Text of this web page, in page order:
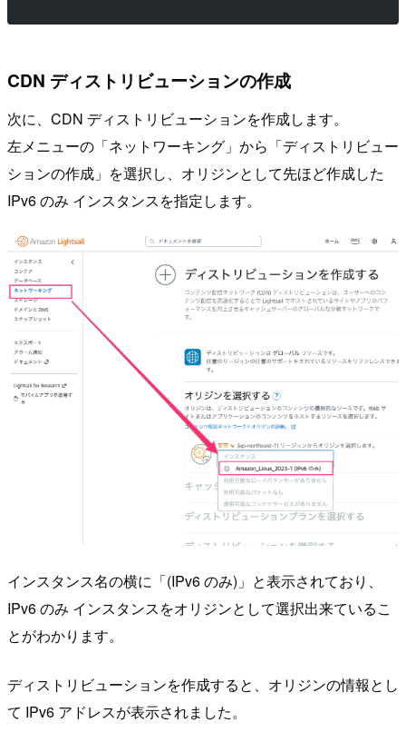
CDN ディストリビューションの作成
次に、CDN ディストリビューションを作成します。
左メニューの「ネットワーキング」から「ディストリビュー
ションの作成」を選択し、オリジンとして先ほど作成した
IPv6 のみ インスタンスを指定します。
インスタンス名の横に「(IPv6 のみ)」と表示されており、
IPv6 のみ インスタンスをオリジンとして選択出来ているこ
とがわかります。
ディストリビューションを作成すると、オリジンの情報とし
て IPv6 アドレスが表示されました。